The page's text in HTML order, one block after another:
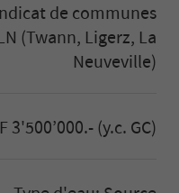
de communes
(Twann, Ligerz, La
Neuveville)
3'500’000.- (y.c. GC)